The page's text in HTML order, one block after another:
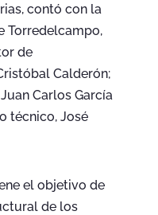
contó con la
Torredelcampo,
de
Calderón;
Carlos García
técnico, José
el objetivo de
de los